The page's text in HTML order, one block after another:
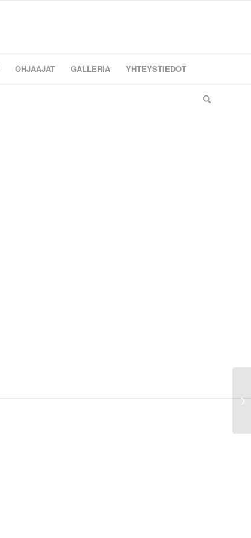
OHJAAJAT GALLERIA YHTEYSTIEDOT